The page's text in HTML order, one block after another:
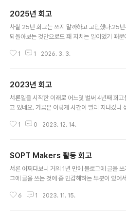
2025년 회고
사실 25년 회고는 쓰지 말까하고 고민했다.25
되돌아보는 것만으로도 꽤 지치는 일이었기 때
쿄로 떠나는 길부터 도쿄에 도착해서까지 회고를
년 색다른 기분이 들고 지금은 이걸 놓치고 싶지
지금의 열정과 호기심을 잃어버리지 않을까, 교
민들. 2025년에도 간절한 마음으로 내 분기점을
1 1 2026. 3. 3.
2023년 회고
서론일을 시작한 이래로 어느덧 벌써 4년째 회고
고 있네요. 가끔은 이렇게 시간이 빨리 지나갔나
적지만 올해도 이전 회고들을 모두 읽어보았습니
게도 "이때 내가 이렇게 어리고 열정이 넘쳤나?"
이 유독 많게 느껴졌습니다. 물론 여전히 젊고 하
도 많지만, 한 해를 돌아보면 이전보다 어려운 일
상태입니다. 질퍽한 진창이 될지, 한신이 지나온
1 0 2023. 12. 14.
SOPT Makers 활동 회고
서론 어쩌다보니 거의 1년 만에 블로그에 글을
그에 글을 쓰는 것에 좀 민감해하는 부분이 있어
거 같다. 물론 물리적인 시간이 없기도 하고, 내
6 1 2023. 11. 15.